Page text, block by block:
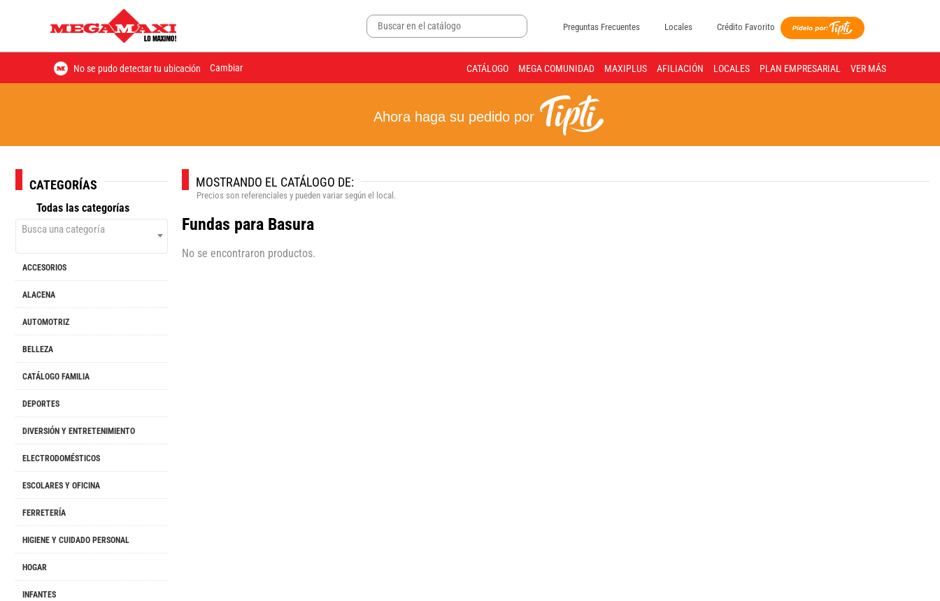
Preguntas Frecuentes Locales Crédito Favorito
No se pudo detectar tu ubicación Cambiar CATÁLOGO MEGA COMUNIDAD MAXIPLUS AFILIACIÓN LOCALES PLAN EMPRESARIAL VER MÁS
Ahora haga su pedido por
CATEGORÍAS
Todas las categorías
Busca una categoría
ACCESORIOS
ALACENA
AUTOMOTRIZ
BELLEZA
CATÁLOGO FAMILIA
DEPORTES
DIVERSIÓN Y ENTRETENIMIENTO
ELECTRODOMÉSTICOS
ESCOLARES Y OFICINA
FERRETERÍA
HIGIENE Y CUIDADO PERSONAL
HOGAR
INFANTES
MOSTRANDO EL CATÁLOGO DE:
Precios son referenciales y pueden variar según el local.
Fundas para Basura
No se encontraron productos.